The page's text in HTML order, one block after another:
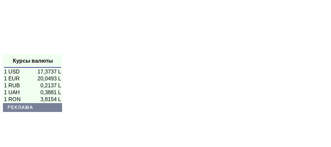
Курсы валюты
1 USD
17,3737 L
1 EUR
20,0493 L
1 RUB
0,2137 L
1 UAH
0,3881 L
1 RON
3,8154 L